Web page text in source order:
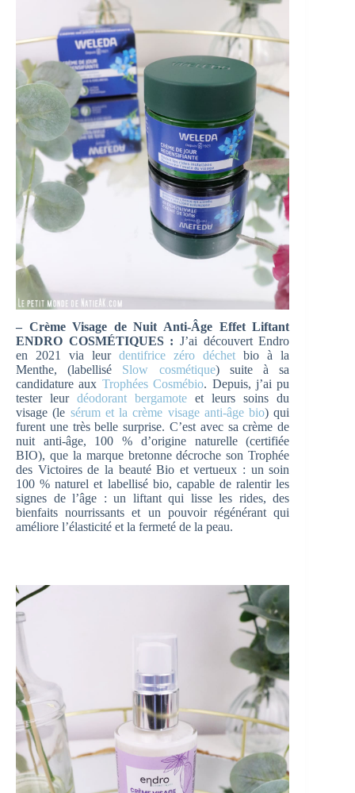
– Crème Visage de Nuit Anti-Âge Effet Liftant
ENDRO COSMÉTIQUES : J’ai découvert Endro
en 2021 via leurdentifrice zéro déchet bio à la
Menthe, (labellisé Slow cosmétique) suite à sa
candidature aux Trophées Cosmébio. Depuis, j’ai pu
tester leurdéodorant bergamote et leurs soins du
visage (le sérum et la crème visage anti-âge bio) qui
furent une très belle surprise. C’est avec sa crème de
nuit anti-âge, 100 % d’origine naturelle (certifiée
BIO), que la marque bretonne décroche son Trophée
des Victoires de la beauté Bio et vertueux : un soin
100 % naturel et labellisé bio, capable de ralentir les
signes de l’âge : un liftant qui lisse les rides, des
bienfaits nourrissants et un pouvoir régénérant qui
améliore l’élasticité et la fermeté de la peau.